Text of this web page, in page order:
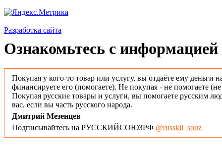
Разработка сайта
Ознакомьтесь с информацией
Покупая у кого-то товар или услугу, вы отдаёте ему деньги
финансируете его (помогаете). Не покупая - не помогаете
Покупая русские товары и услуги, вы помогаете русским
вас, если вы часть русского народа.
Дмитрий Мезенцев
Подписывайтесь на РУССКИЙСОЮЗРФ @russkii_souz